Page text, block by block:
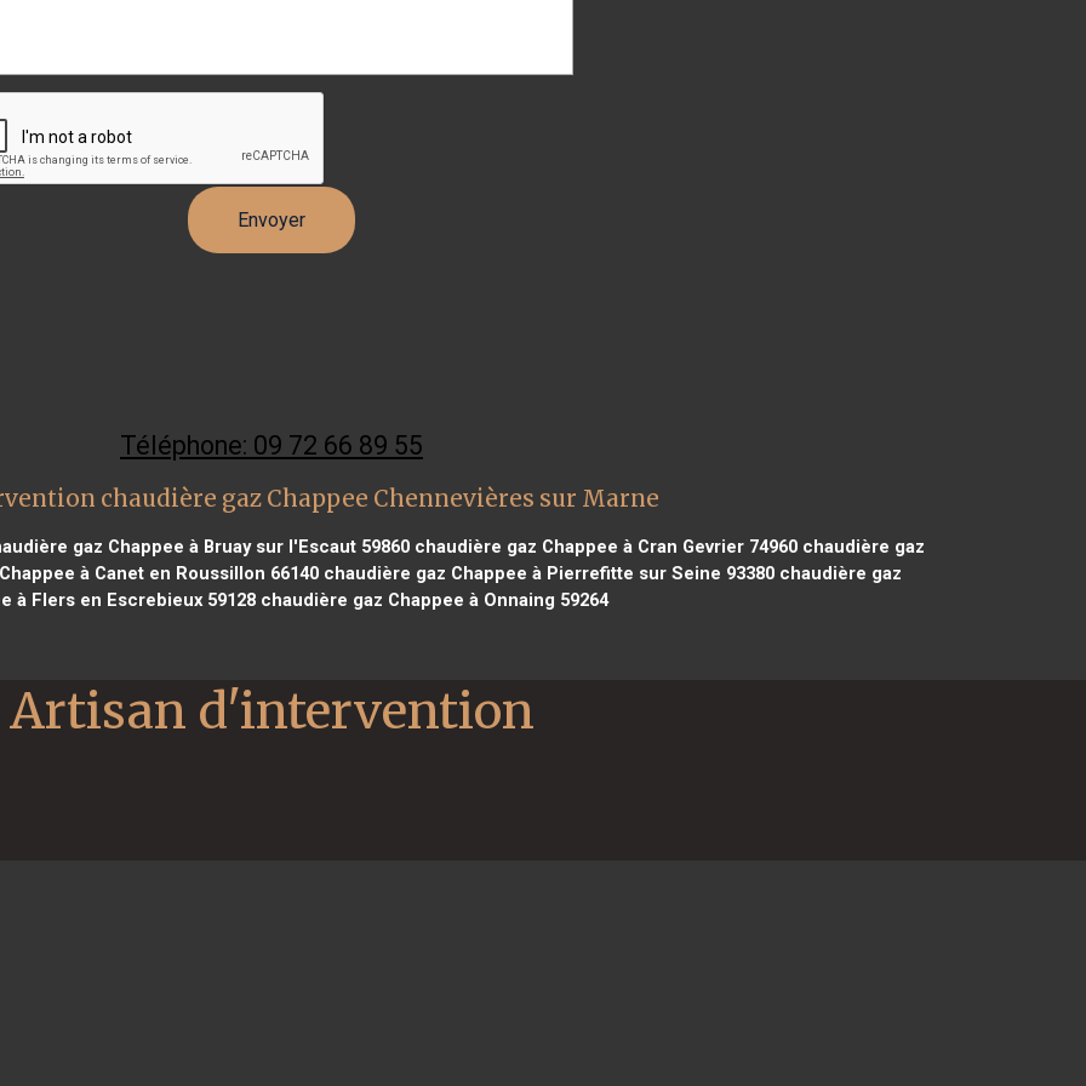
Téléphone: 09 72 66 89 55
chaudière gaz Chappee Chennevières sur Marne
gaz Chappee à Bruay sur l'Escaut 59860 chaudière gaz Chappee à Cran Gevrier 74960 chaudière gaz
à Canet en Roussillon 66140 chaudière gaz Chappee à Pierrefitte sur Seine 93380 chaudière gaz
à Flers en Escrebieux 59128chaudière gaz Chappee à Onnaing 59264
Artisan d'intervention